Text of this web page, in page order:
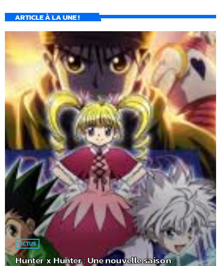
ARTICLE À LA UNE !
ACTUS
Hunter x Hunter : Une nouvelle saison